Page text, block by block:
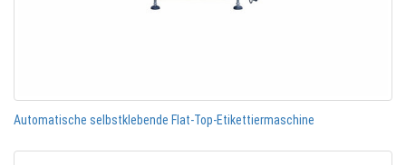
Automatische selbstklebende Flat-Top-Etikettiermaschine